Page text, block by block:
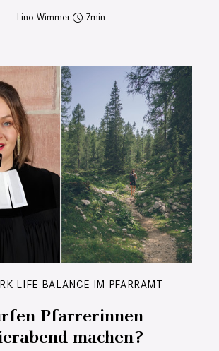
Lino Wimmer 7
LIFE-BALANCE IM PFARRAMT
Pfarrerinnen
machen?